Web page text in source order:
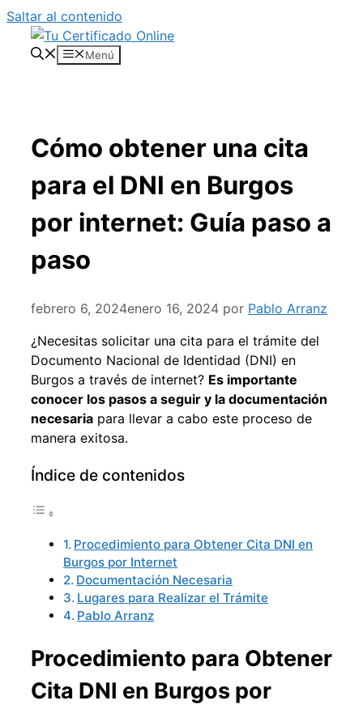
Saltar al contenido
Menú
Cómo obtener una cita
para el DNI en Burgos
por internet: Guía paso a
paso
febrero 6, 2024enero 16, 2024 por Pablo Arranz
¿Necesitas solicitar una cita para el trámite del
Documento Nacional de Identidad (DNI) en
Burgos a través de internet? Es importante
conocer los pasos a seguir y la documentación
necesaria para llevar a cabo este proceso de
manera exitosa.
Índice de contenidos
Procedimiento para Obtener Cita DNI en
Burgos por Internet
Documentación Necesaria
Lugares para Realizar el Trámite
Pablo Arranz
Procedimiento para Obtener
Cita DNI en Burgos por